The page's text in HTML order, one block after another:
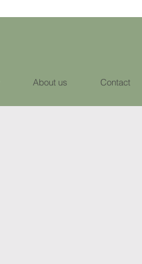
About us Contact